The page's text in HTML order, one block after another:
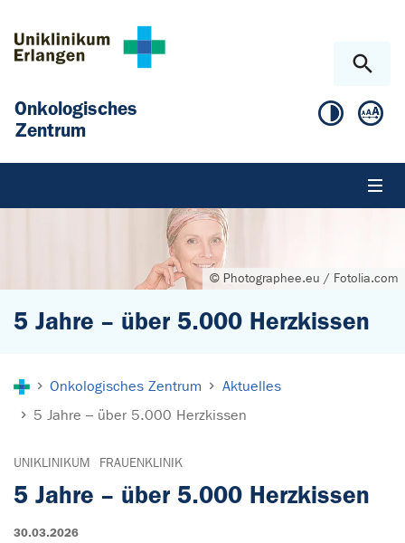
Onkologisches
Zentrum
© Photographee.eu / Fotolia.com
5 Jahre – über 5.000 Herzkissen
Onkologisches Zentrum
Aktuelles
5 Jahre – über 5.000 Herzkissen
UNIKLINIKUM FRAUENKLINIK
5 Jahre – über 5.000 Herzkissen
30.03.2026